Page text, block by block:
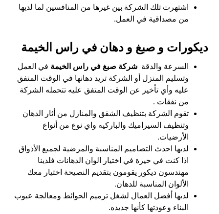
اشتهرت تلك الشركة بين غيرها من المنافسين لما لديها
من مصداقية في العمل.
ديكورات و صبغ و دهان في راس الخيمة
السرعة والدقةشركة صبغ في راس الخيمة في العمل
وتسليم المنزل أو الشركة تريد دهانها في الوقت المتفق
عليه وأي تأخير عن الوقت المتفق عليه تتحمله الشركة
من نفقات .
تقوم الشركة بتنظيف الشقق والمنازل من أثار الدهان
وتنظيف السيراميك والباركيه واي نوع من أنواع
الأرضيات.
لديها احدث التصاميم المناسبة والمرضية لجميع الأذواق
اذا كنت في حيرة في اختيار الوان الدهانات فلدينا
مهندسون ديكور يقومون بتقديم النصيحة اختيار معك
الألوان المناسبة للدهان.
لديها أفضل العمال لشغل ترميم الحوائط ومعالجة عيوب
البناء وعودتها كأنها جديده.